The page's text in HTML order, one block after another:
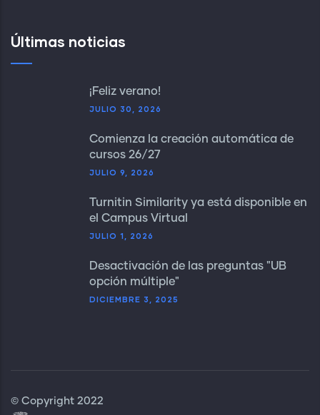
Últimas noticias
¡Feliz verano!
JULIO 30, 2026
Comienza la creación automática de
cursos 26/27
JULIO 9, 2026
Turnitin Similarity ya está disponible en
el Campus Virtual
JULIO 1, 2026
Desactivación de las preguntas "UB
opción múltiple"
DICIEMBRE 3, 2025
© Copyright 2022